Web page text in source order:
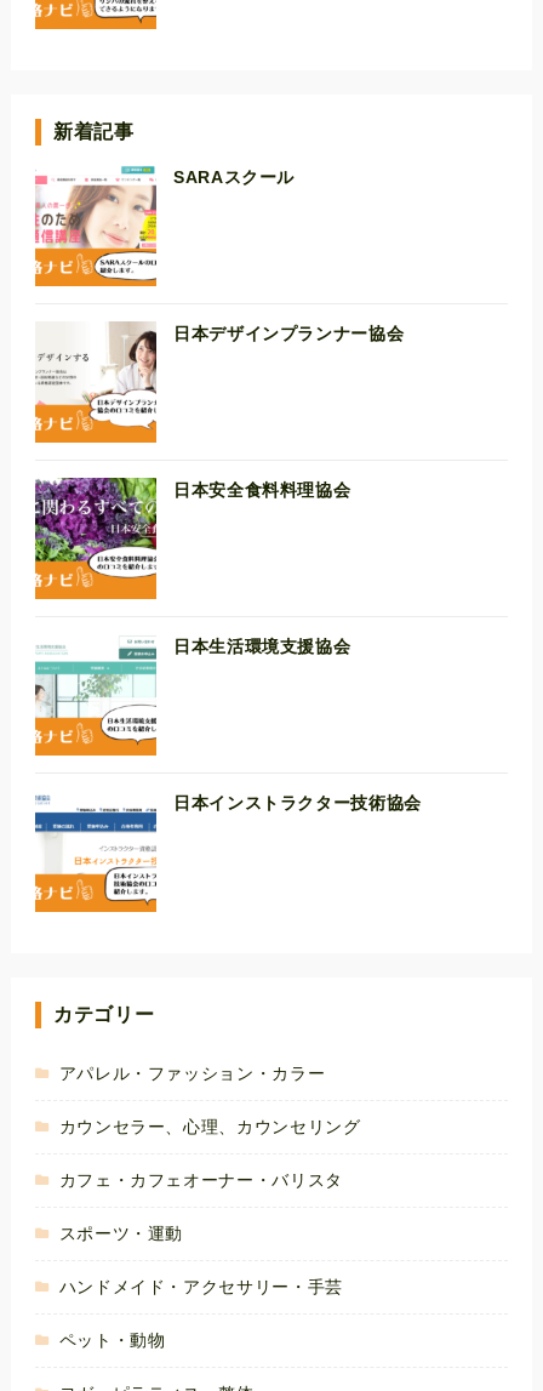
新着記事
SARAスクール
日本デザインプランナー協会
日本安全食料料理協会
日本生活環境支援協会
日本インストラクター技術協会
カテゴリー
アパレル・ファッション・カラー
カウンセラー、心理、カウンセリング
カフェ・カフェオーナー・バリスタ
スポーツ・運動
ハンドメイド・アクセサリー・手芸
ペット・動物